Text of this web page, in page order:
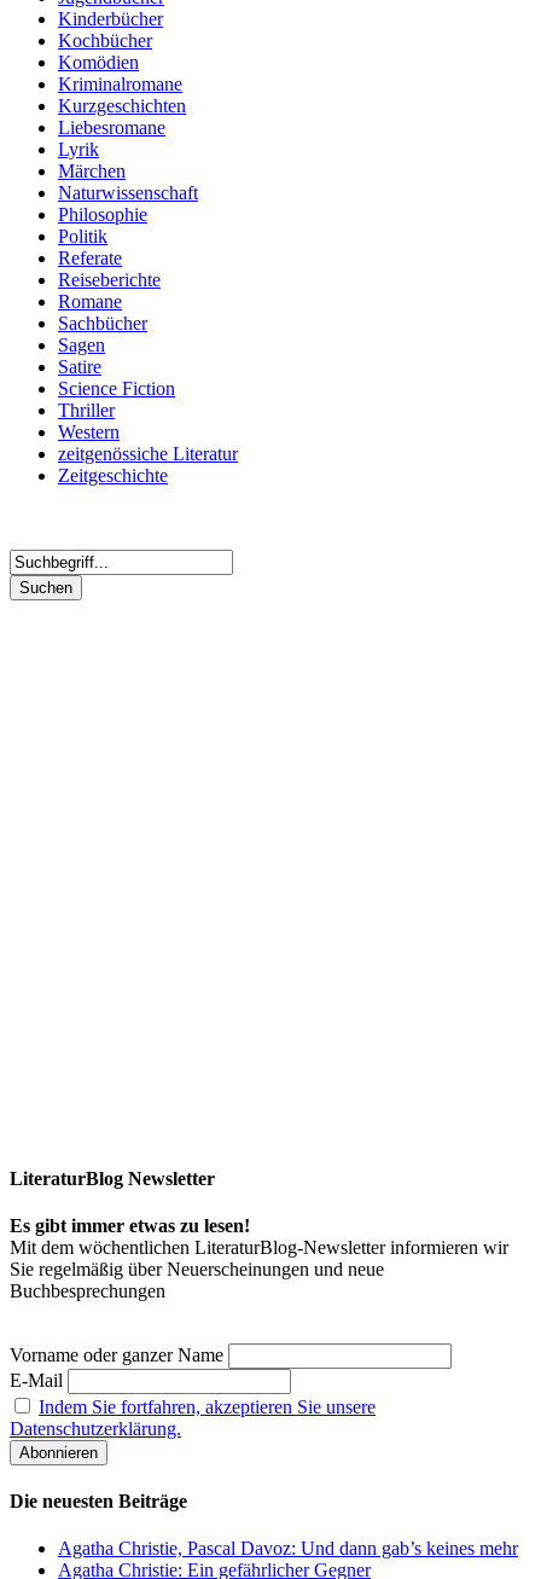
Kinderbücher
Kochbücher
Komödien
Kriminalromane
Kurzgeschichten
Liebesromane
Lyrik
Märchen
Naturwissenschaft
Philosophie
Politik
Referate
Reiseberichte
Romane
Sachbücher
Sagen
Satire
Science Fiction
Thriller
Western
zeitgenössiche Literatur
Zeitgeschichte
LiteraturBlog Newsletter
Es gibt immer etwas zu lesen!
Mit dem wöchentlichen LiteraturBlog-Newsletter informieren wir
Sie regelmäßig über Neuerscheinungen und neue
Buchbesprechungen
Vorname oder ganzer Name
E-Mail
Indem Sie fortfahren, akzeptieren Sie unsere
Datenschutzerklärung.
Die neuesten Beiträge
Agatha Christie, Pascal Davoz: Und dann gab’s keines mehr
Agatha Christie: Ein gefährlicher Gegner